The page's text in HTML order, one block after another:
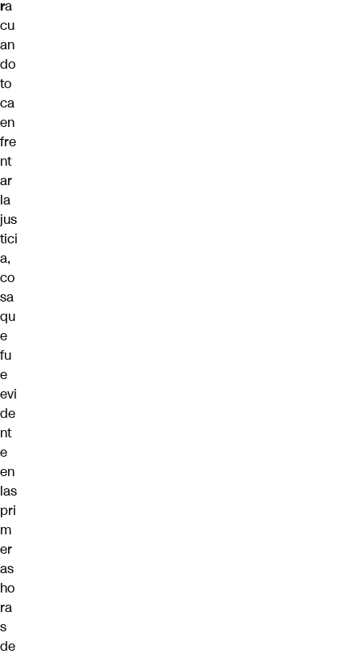
ra
cu
an
do
to
ca
en
fre
nt
ar
la
jus
tici
a,
co
sa
qu
e
fu
e
evi
de
nt
e
en
las
pri
m
er
as
ho
ra
s
de